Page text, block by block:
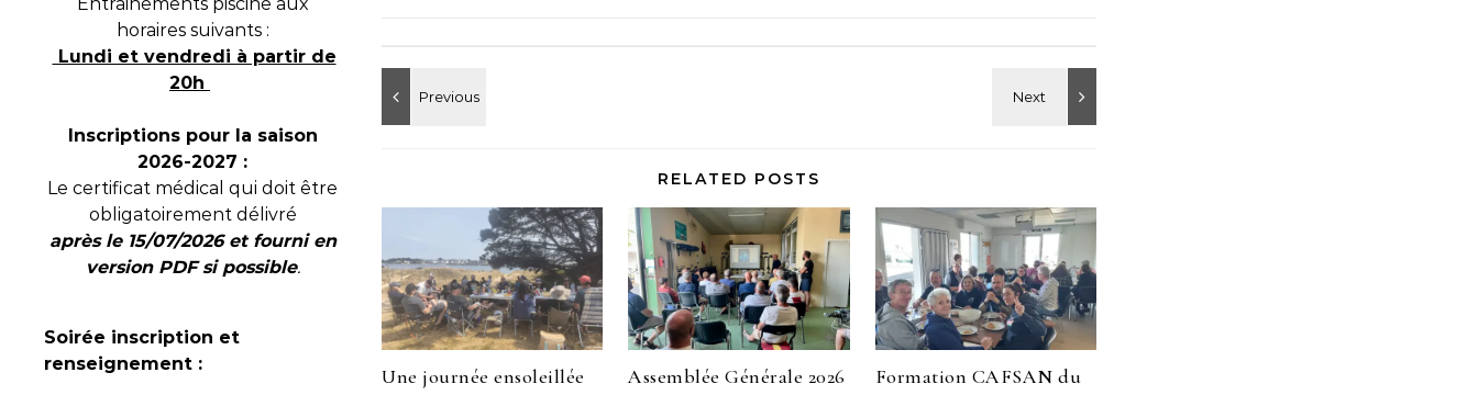
horaires suivants :
Lundi et vendredi à partir de
20h
Inscriptions pour la saison
2026-2027 :
Le certificat médical qui doit être
obligatoirement délivré
après le 15/07/2026 et fourni en
version PDF si possible.
Soirée inscription et
renseignement :
RELATED POSTS
Une journée ensoleillée Assemblée Générale 2026
Formation CAFSAN du